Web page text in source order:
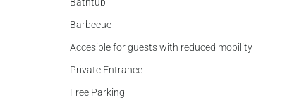
Barbecue
Accesible for guests with reduced mobility
Private Entrance
Free Parking